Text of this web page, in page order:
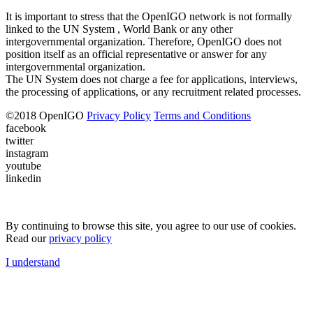
It is important to stress that the OpenIGO network is not formally
linked to the UN System , World Bank or any other
intergovernmental organization. Therefore, OpenIGO does not
position itself as an official representative or answer for any
intergovernmental organization.
The UN System does not charge a fee for applications, interviews,
the processing of applications, or any recruitment related processes.
©2018 OpenIGO Privacy Policy Terms and Conditions
facebook
twitter
instagram
youtube
linkedin
By continuing to browse this site, you agree to our use of cookies.
Read ourprivacy policy
I understand